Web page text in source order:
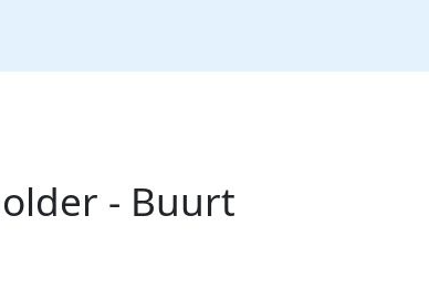
- Buurt